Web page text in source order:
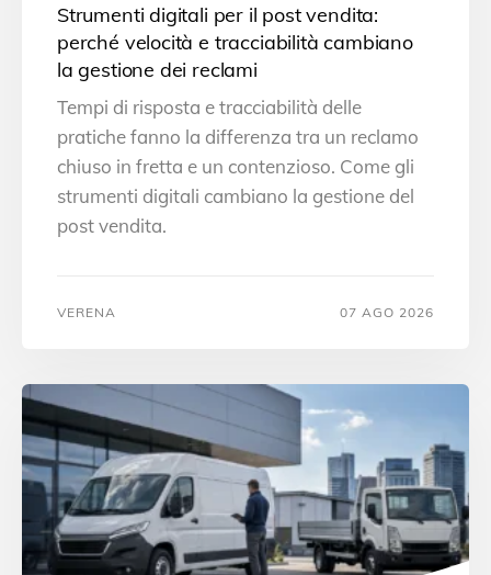
Strumenti digitali per il post vendita:
perché velocità e tracciabilità cambiano
la gestione dei reclami
Tempi di risposta e tracciabilità delle
pratiche fanno la differenza tra un reclamo
chiuso in fretta e un contenzioso. Come gli
strumenti digitali cambiano la gestione del
post vendita.
VERENA 07 AGO 2026